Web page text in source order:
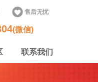
售后无忧
(微信)
联系我们